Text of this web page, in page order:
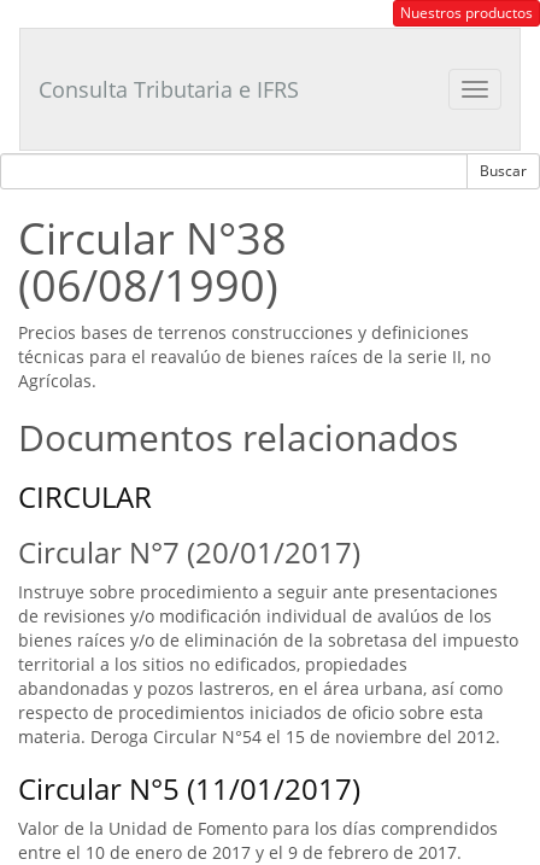
Tributario
Nuestros productos
Toggle
Consulta Tributaria e IFRS
Circular N°38
(06/08/1990)
Precios bases de terrenos construcciones y definiciones
técnicas para el reavalúo de bienes raíces de la serie II, no
Agrícolas.
Documentos relacionados
CIRCULAR
Circular N°7 (20/01/2017)
Instruye sobre procedimiento a seguir ante presentaciones
de revisiones y/o modificación individual de avalúos de los
bienes raíces y/o de eliminación de la sobretasa del impuesto
territorial a los sitios no edificados, propiedades
abandonadas y pozos lastreros, en el área urbana, así como
respecto de procedimientos iniciados de oficio sobre esta
materia. Deroga Circular N°54 el 15 de noviembre del 2012.
Circular N°5 (11/01/2017)
Valor de la Unidad de Fomento para los días comprendidos
entre el 10 de enero de 2017 y el 9 de febrero de 2017.